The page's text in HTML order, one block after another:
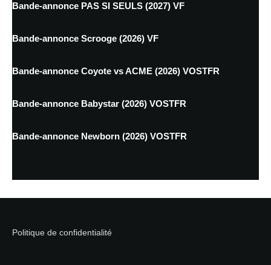
Bande-annonce PAS SI SEULS (2027) VF
Bande-annonce Scrooge (2026) VF
Bande-annonce Coyote vs ACME (2026) VOSTFR
Bande-annonce Babystar (2026) VOSTFR
Bande-annonce Newborn (2026) VOSTFR
Politique de confidentialité